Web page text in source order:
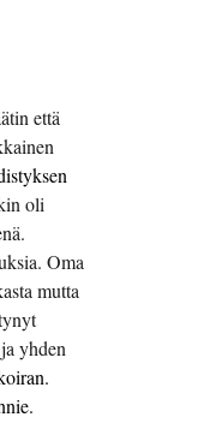
että
oli
Oma
mutta
yhden